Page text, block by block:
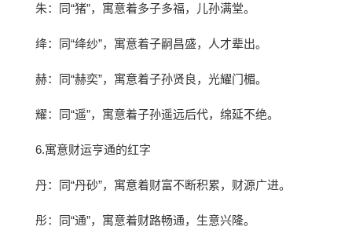
朱：同“猪”，寓意着多子多福，儿孙满堂。
绛：同“绛纱”，寓意着子嗣昌盛，人才辈出。
赫：同“赫奕”，寓意着子孙贤良，光耀门楣。
耀：同“遥”，寓意着子孙遥远后代，绵延不绝。
6.寓意财运亨通的红字
丹：同“丹砂”，寓意着财富不断积累，财源广进。
彤：同“通”，寓意着财路畅通，生意兴隆。